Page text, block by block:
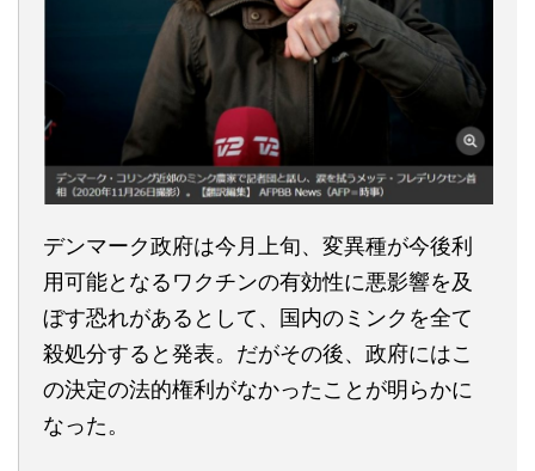
デンマーク政府は今月上旬、変異種が今後利
用可能となるワクチンの有効性に悪影響を及
ぼす恐れがあるとして、国内のミンクを全て
殺処分すると発表。だがその後、政府にはこ
の決定の法的権利がなかったことが明らかに
なった。